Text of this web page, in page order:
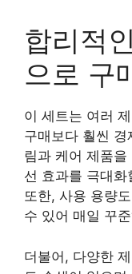
합리적
으로 구
이 세트는 여러
구매보다 훨씬
림과 케어 제품
선 효과를 극대
또한, 사용 용량
수 있어 매일 꾸
더불어, 다양한